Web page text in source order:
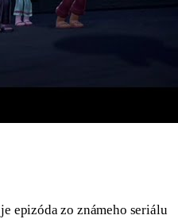
je epizóda zo známeho seriálu